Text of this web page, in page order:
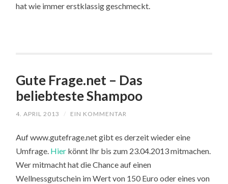
hat wie immer erstklassig geschmeckt.
Gute Frage.net – Das
beliebteste Shampoo
4. APRIL 2013 / EIN KOMMENTAR
Auf www.gutefrage.net gibt es derzeit wieder eine
Umfrage. Hier könnt Ihr bis zum 23.04.2013 mitmachen.
Wer mitmacht hat die Chance auf einen
Wellnessgutschein im Wert von 150 Euro oder eines von